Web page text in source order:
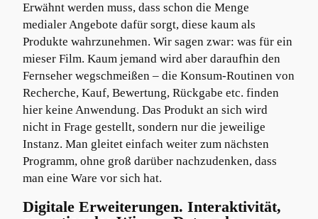
Erwähnt werden muss, dass schon die Menge
medialer Angebote dafür sorgt, diese kaum als
Produkte wahrzunehmen. Wir sagen zwar: was für ein
mieser Film. Kaum jemand wird aber daraufhin den
Fernseher wegschmeißen – die Konsum-Routinen von
Recherche, Kauf, Bewertung, Rückgabe etc. finden
hier keine Anwendung. Das Produkt an sich wird
nicht in Frage gestellt, sondern nur die jeweilige
Instanz. Man gleitet einfach weiter zum nächsten
Programm, ohne groß darüber nachzudenken, dass
man eine Ware vor sich hat.
Digitale Erweiterungen. Interaktivität,